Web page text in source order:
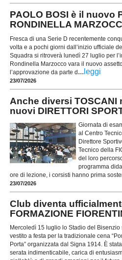
PAOLO BOSI è il nuovo
RONDINELLA
Fresca di una Serie D recentemente
volta e a pochi giorni dall’inizio ufficiale
Squadra si ritroverà lunedì 27 luglio per
Rondinella Marzocco vara il nuovo
l’approvazione da parte d... leggi
23/07/2026
Anche diversi TOSCANI
nuovi DIRETTORI
Giornata di
al Centro
Direttore
Tecnico della
del loro
programma
ore di lezione, i corsisti hanno prima
23/07/2026
Club diventa
FORMAZIONE
Mercoledì 15 luglio lo Stadio del Bisenzio
vestito a festa per la tradizionale cena
Porta” organizzata dal Signa 1914. È
serata indimenticabile, carica di